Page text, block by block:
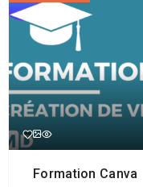
Formation Canva